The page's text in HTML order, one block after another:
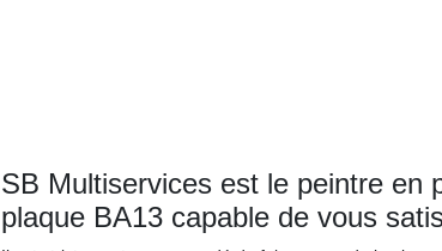
SB Multiservices est le peintre en
plaque BA13 capable de vous